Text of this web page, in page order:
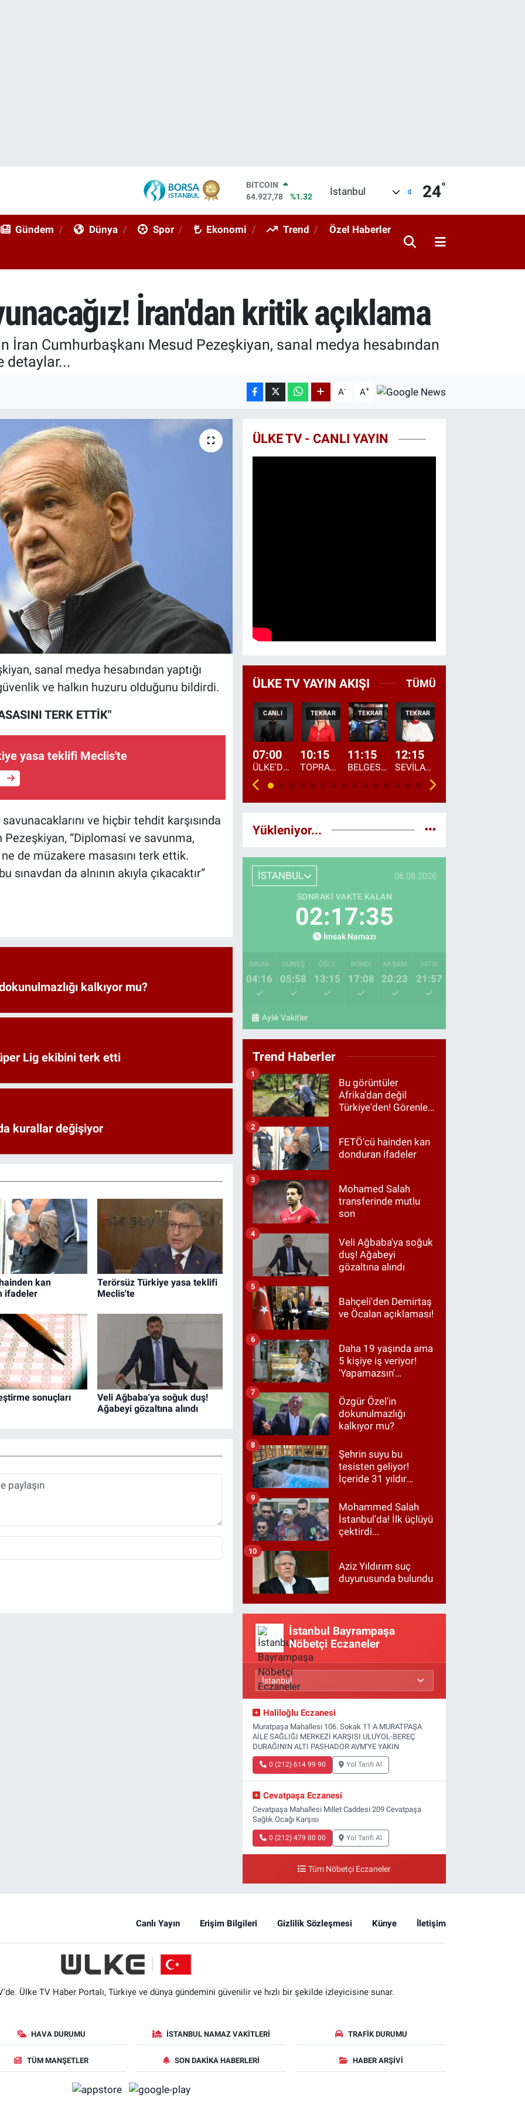
DOLAR
47,5894
%0.08
STERLİN
6527.85
%0.54
İstanbul 24°
Gündem Dünya Spor Ekonomi Trend Özel Haberler
İran'dan kritik açıklama
İran Cumhurbaşkanı Mesud Pezeşkiyan, sanal medya hesabından
detaylar...
A- A+
sanal medya hesabından yaptığı
ve halkın huzuru olduğunu bildirdi.
TERK ETTİK"
yasa teklifi Meclis'te
ve hiçbir tehdit karşısında
Pezeşkiyan, “Diplomasi ve savunma,
de müzakere masasını terk ettik.
sınavdan da alnının akıyla çıkacaktır”
kalkıyor mu?
Lig ekibini terk etti
kurallar değişiyor
kan
ifadeler
Terörsüz Türkiye yasa teklifi
Meclis'te
sonuçları
Veli Ağbaba'ya soğuk duş!
Ağabeyi gözaltına alındı
ÜLKE TV - CANLI YAYIN
ÜLKE TV YAYIN AKIŞI TÜMÜ
CANLI
07:00
ÜLKE'DE BU SABAH
TEKRAR
10:15
TOPRAKTAN SOFRAYA
TEKRAR
11:15
BELGESEL: "ÜLKE'NİN ALIN TERİ"
TEKRAR
12:15
SEVİLAY SUNGUR İLE ELİMİN BEREKETİ
Yükleniyor...
İSTANBUL 06.08.2026
SONRAKI VAKTE KALAN
02:17:34
İmsak Namazı
İMSAK
04:16
GÜNEŞ
05:58
ÖĞLE
13:15
İKINDI
17:08
AKŞAM
20:23
YATSI
21:57
Aylık Vakitler
Trend Haberler
Bu görüntüler
Afrika'dan değil
Türkiye'den! Görenler
1
FETÖ'cü hainden kan
donduran ifadeler
2
Mohamed Salah
transferinde mutlu
son
3
Veli Ağbaba'ya soğuk
duş! Ağabeyi
gözaltına alındı
4
Bahçeli'den Demirtaş
ve Öcalan açıklaması!
5
Daha 19 yaşında ama
5 kişiye iş veriyor!
'Yapamazsın'
cevap
6
Özgür Özel'in
dokunulmazlığı
kalkıyor mu?
7
Şehrin suyu bu
tesisten geliyor!
İçeride 31 yıldır
8
Mohammed Salah
İstanbul'da! İlk üçlüyü
çektirdi...
9
Aziz Yıldırım suç
duyurusunda bulundu
10
İstanbul Bayrampaşa
Nöbetçi Eczaneler
Haliloğlu Eczanesi
Muratpaşa Mahallesi 106. Sokak 11 A MURATPAŞA
AİLE SAĞLIĞI MERKEZİ KARŞISI ULUYOL-BEREÇ
DURAĞININ ALTI PASHADOR AVM'YE YAKIN
0 (212) 614 99 90 Yol Tarifi Al
Cevatpaşa Eczanesi
Cevatpaşa Mahallesi Millet Caddesi 209 Cevatpaşa
Sağlık Ocağı Karşısı
0 (212) 479 80 00 Yol Tarifi Al
Tüm Nöbetçi Eczaneler
Canlı Yayın Erişim Bilgileri Gizlilik Sözleşmesi Künye İletişim
Ülke TV Haber Portalı, Türkiye ve dünya gündemini güvenilir ve hızlı bir şekilde izleyicisine sunar.
HAVA DURUMU İSTANBUL NAMAZ VAKITLERI TRAFIK DURUMU
TÜM MANŞETLER SON DAKIKA HABERLERI HABER ARŞIVI